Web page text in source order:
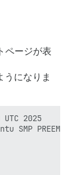
ページが表
うになりま
UTC 2025